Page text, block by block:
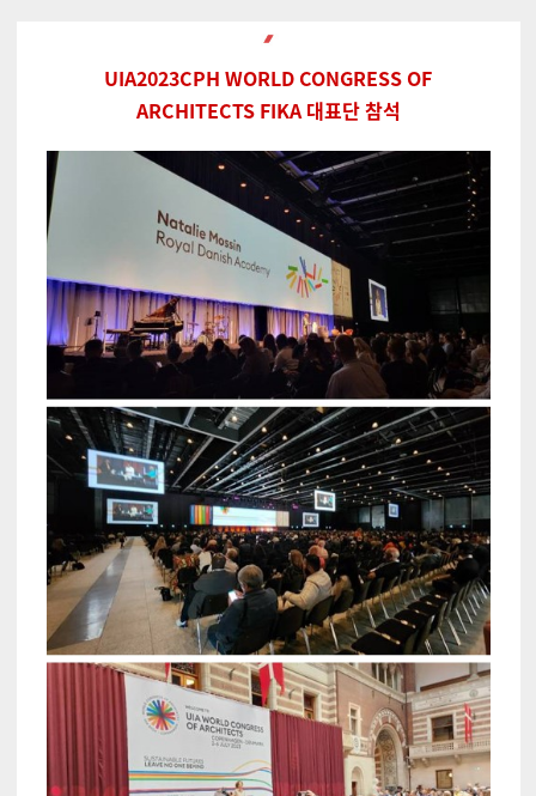
UIA2023CPH WORLD CONGRESS OF
ARCHITECTS FIKA 대표단 참석